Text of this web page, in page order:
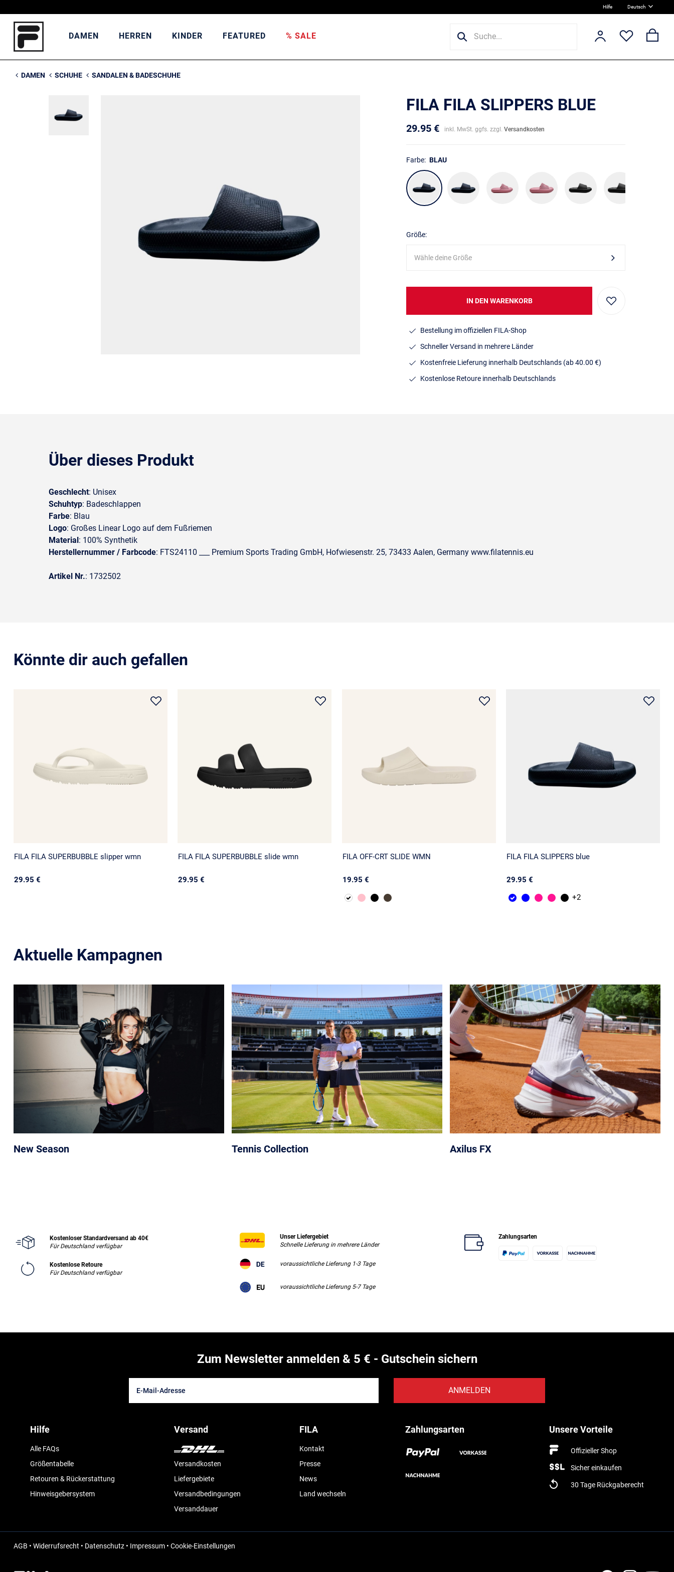
Hilfe Deutsch
DAMEN HERREN KINDER FEATURED % SALE
DAMEN SCHUHE SANDALEN & BADESCHUHE
FILA FILA SLIPPERS BLUE
29.95 € inkl. MwSt. ggfs. zzgl. Versandkosten
Farbe: BLAU
Größe:
Wähle deine Größe
IN DEN WARENKORB
Bestellung im offiziellen FILA-Shop
Schneller Versand in mehrere Länder
Kostenfreie Lieferung innerhalb Deutschlands (ab 40.00 €)
Kostenlose Retoure innerhalb Deutschlands
Über dieses Produkt
Geschlecht: Unisex
Schuhtyp: Badeschlappen
Farbe: Blau
Logo: Großes Linear Logo auf dem Fußriemen
Material: 100% Synthetik
Herstellernummer / Farbcode: FTS24110 ___ Premium Sports Trading GmbH, Hofwiesenstr. 25, 73433 Aalen, Germany www.filatennis.eu
Artikel Nr.: 1732502
Könnte dir auch gefallen
FILA FILA SUPERBUBBLE slipper wmn
29.95 €
FILA FILA SUPERBUBBLE slide wmn
29.95 €
FILA OFF-CRT SLIDE WMN
19.95 €
FILA FILA SLIPPERS blue
29.95 €
Aktuelle Kampagnen
New Season Tennis Collection Axilus FX
Kostenloser Standardversand ab 40€
Für Deutschland verfügbar
Kostenlose Retoure
Für Deutschland verfügbar
Unser Liefergebiet
Schnelle Lieferung in mehrere Länder
voraussichtliche Lieferung 1-3 Tage
voraussichtliche Lieferung 5-7 Tage
Zahlungsarten
Zum Newsletter anmelden & 5 € - Gutschein sichern
ANMELDEN
Hilfe
Alle FAQs
Größentabelle
Retouren & Rückerstattung
Hinweisgebersystem
Versand
Versandkosten
Liefergebiete
Versandbedingungen
Versanddauer
FILA
Kontakt
Presse
News
Land wechseln
Zahlungsarten Unsere Vorteile
Offizieller Shop
Sicher einkaufen
30 Tage Rückgaberecht
AGB • Widerrufsrecht • Datenschutz• Impressum• Cookie-Einstellungen